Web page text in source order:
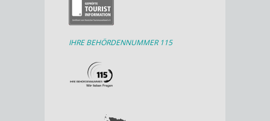
IHRE BEHÖRDENNUMMER 115